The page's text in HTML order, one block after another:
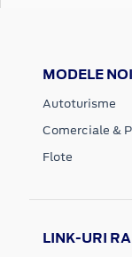
MODELE NOI
Autoturisme
Comerciale &
Flote
LINK-URI